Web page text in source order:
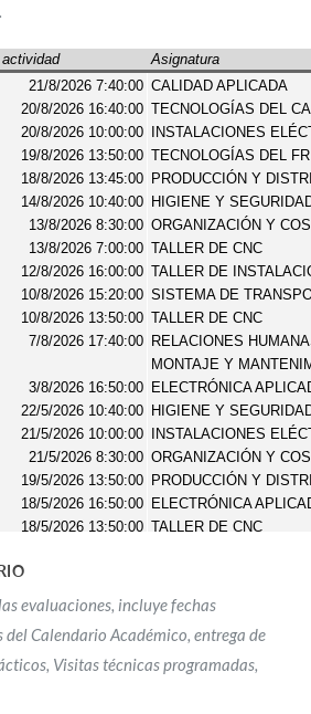
evaluaciones, incluye fechas
Calendario Académico, entrega de
Visitas técnicas programadas,